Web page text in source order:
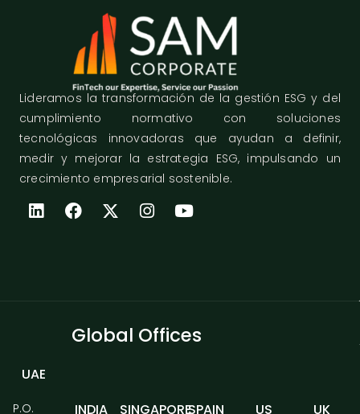
Lideramos la transformación de la gestión ESG y del
cumplimiento normativo con soluciones
tecnológicas innovadoras que ayudan a definir,
medir y mejorar la estrategia ESG, impulsando un
crecimiento empresarial sostenible.
Global Offices
UAE
P.O. INDIA SINGAPORESPAIN US UK